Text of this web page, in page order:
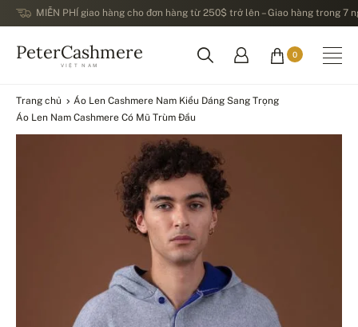
MIỄN PHÍ giao hàng cho đơn hàng từ 250$ trở lên – Giao hàng trong 7
PeterCashmere
VIỆT NAM
0
Trang chủ
Áo Len Cashmere Nam Kiểu Dáng Sang Trọng
Áo Len Nam Cashmere Có Mũ Trùm Đầu